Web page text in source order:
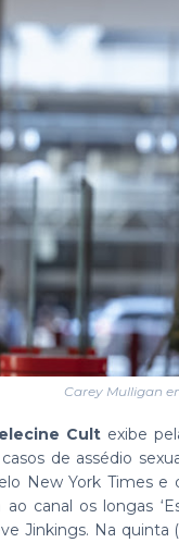
Carey Mulligan
Cult exibe
de assédio
New York Times
canal os longas
Jinkings. Na